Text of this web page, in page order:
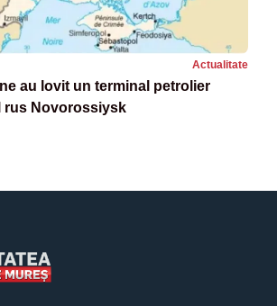
Actualitate
au lovit un terminal petrolier
rus Novorossiysk